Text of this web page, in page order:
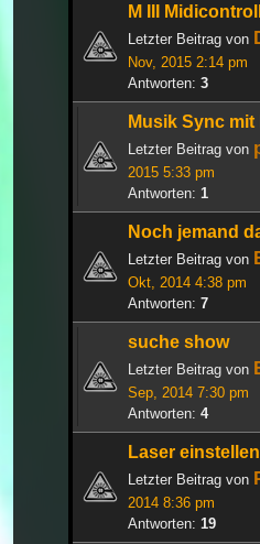
M III
Letzter Beitrag von
Nov, 2015 2:14 pm
Antworten: 3
Musik Sync mit
Letzter Beitrag von
2015 5:33 pm
Antworten: 1
Noch jemand
Letzter Beitrag von
Okt, 2014 4:38 pm
Antworten: 7
suche show
Letzter Beitrag von
Sep, 2014 7:30 pm
Antworten: 4
Laser einstellen
Letzter Beitrag von
2014 8:36 pm
Antworten: 19